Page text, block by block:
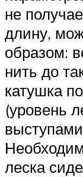
не
длину,
образом:
нить до
катушка
(уровень
леска